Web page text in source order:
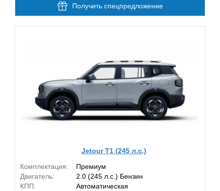
Получить спецпредложение
Jetour T1 (245 л.с.)
Комплектация:
Премиум
Двигатель:
2.0 (245 л.с.) Бензин
КПП:
Автоматическая